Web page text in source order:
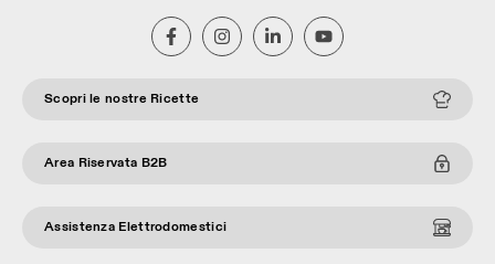
Scopri le nostre Ricette
Area Riservata B2B
Assistenza Elettrodomestici